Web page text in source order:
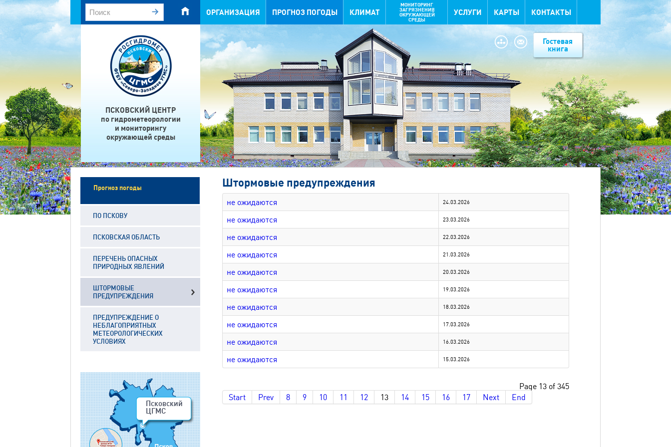
ОРГАНИЗАЦИЯ ПРОГНОЗ ПОГОДЫ КЛИМАТ
МОНИТОРИНГ
ЗАГРЯЗНЕНИЯ
ОКРУЖАЮЩЕЙ
СРЕДЫ
УСЛУГИ КАРТЫ КОНТАКТЫ
ПСКОВСКИЙ ЦЕНТР
по гидрометеорологии
и мониторингу
окружающей среды
Гостевая
книга
Прогноз погоды
ПО ПСКОВУ
ПСКОВСКАЯ ОБЛАСТЬ
ПЕРЕЧЕНЬ ОПАСНЫХ
ПРИРОДНЫХ ЯВЛЕНИЙ
ШТОРМОВЫЕ
ПРЕДУПРЕЖДЕНИЯ
ПРЕДУПРЕЖДЕНИЕ О
НЕБЛАГОПРИЯТНЫХ
МЕТЕОРОЛОГИЧЕСКИХ
УСЛОВИЯХ
Псковский
ЦГМС
Штормовые предупреждения
не ожидаются 24.03.2026
не ожидаются 23.03.2026
не ожидаются 22.03.2026
не ожидаются 21.03.2026
не ожидаются 20.03.2026
не ожидаются 19.03.2026
не ожидаются 18.03.2026
не ожидаются 17.03.2026
не ожидаются 16.03.2026
не ожидаются 15.03.2026
Page 13 of 345
Start
Prev 8 9 10 11 12 13 14 15 16 17 Next End